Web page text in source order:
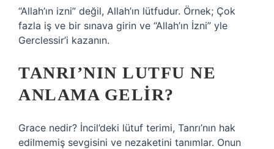
“Allah’ın izni” değil, Allah’ın lütfudur. Örnek; Çok
fazla iş ve bir sınava girin ve “Allah’ın İzni” yle
Gerclessir’i kazanın.
TANRI’NIN LUTFU NE
ANLAMA GELIR?
Grace nedir? İncil’deki lütuf terimi, Tanrı’nın hak
edilmemiş sevgisini ve nezaketini tanımlar. Onun